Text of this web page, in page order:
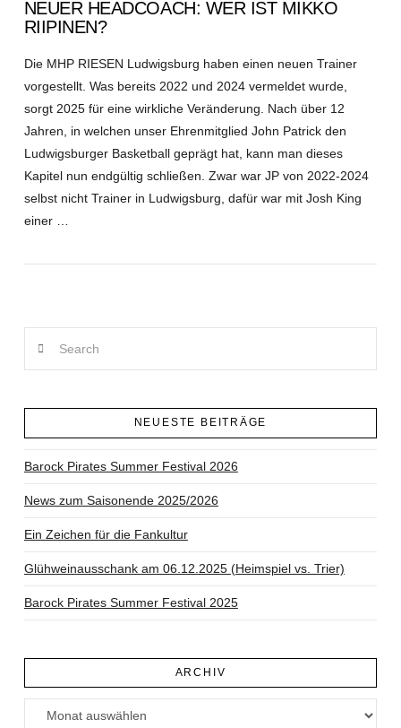
NEUER HEADCOACH: WER IST MIKKO
RIIPINEN?
Die MHP RIESEN Ludwigsburg haben einen neuen Trainer
vorgestellt. Was bereits 2022 und 2024 vermeldet wurde,
sorgt 2025 für eine wirkliche Veränderung. Nach über 12
Jahren, in welchen unser Ehrenmitglied John Patrick den
Ludwigsburger Basketball geprägt hat, kann man dieses
Kapitel nun endgültig schließen. Zwar war JP von 2022-2024
selbst nicht Trainer in Ludwigsburg, dafür war mit Josh King
einer …
NEUESTE BEITRÄGE
Barock Pirates Summer Festival 2026
News zum Saisonende 2025/2026
Ein Zeichen für die Fankultur
Glühweinausschank am 06.12.2025 (Heimspiel vs. Trier)
Barock Pirates Summer Festival 2025
ARCHIV
Archiv